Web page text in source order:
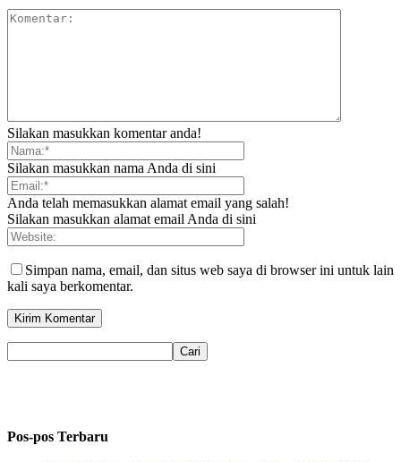
Silakan masukkan komentar anda!
Silakan masukkan nama Anda di sini
Anda telah memasukkan alamat email yang salah!
Silakan masukkan alamat email Anda di sini
Simpan nama, email, dan situs web saya di browser ini untuk lain
kali saya berkomentar.
Pos-pos Terbaru